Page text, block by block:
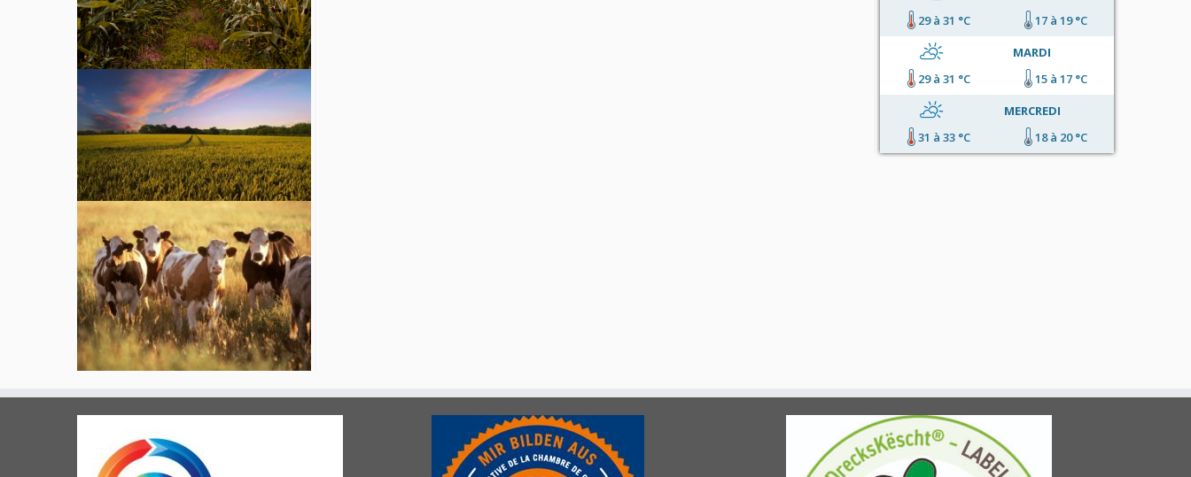
29 à 31 °C
17 à 19 °C
MARDI
29 à 31 °C
15 à 17 °C
MERCREDI
31 à 33 °C
18 à 20 °C